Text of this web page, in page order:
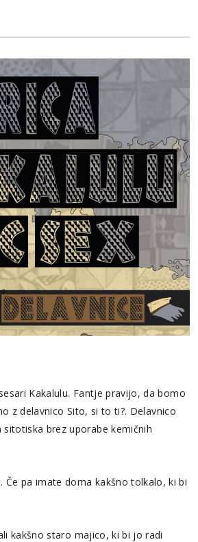
Kakalulu. Fantje pravijo, da bomo
z delavnico Sito, si to ti?. Delavnico
brez uporabe kemičnih
Če pa imate doma kakšno tolkalo, ki bi
kakšno staro majico, ki bi jo radi